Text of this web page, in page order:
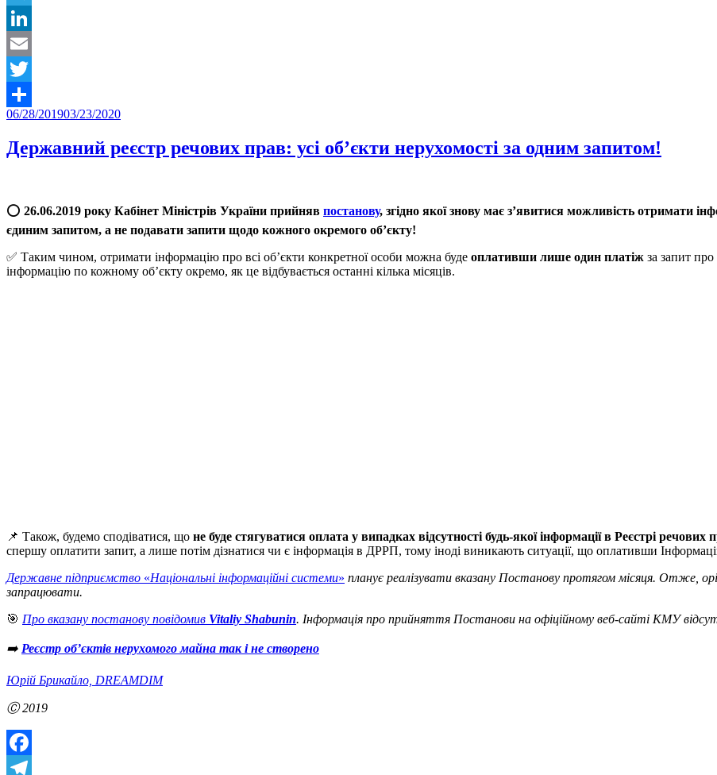
Telegram
LinkedIn
Email
Twitter
Share
Posted
06/28/201903/23/2020
Державний реєстр речових прав: усі об’єкти нерухомості за одним запитом!
⭕️ 26.06.2019 року Кабінет Міністрів України прийняв постанову, згідно якої знову має з’явитися можливість отримати
єдиним запитом, а не подавати запити щодо кожного окремого об’єкту!
✅ Таким чином, отримати інформацію про всі об’єкти конкретної особи можна буде оплативши лише один платіж за запит
інформацію по кожному об’єкту окремо, як це відбувається останні кілька місяців.
📌 Також, будемо сподіватися, що не буде стягуватися оплата у випадках відсутності будь-якої інформації в Реєстрі речових
спершу оплатити запит, а лише потім дізнатися чи є інформація в ДРРП, тому іноді виникають ситуації, що оплативши
Державне підприємство «Національні інформаційні системи» планує реалізувати вказану Постанову протягом місяця. Отже,
запрацювати.
🎯 Про вказану постанову повідомив Vitaliy Shabunin. Інформація про прийняття Постанови на офіційному веб-сайті КМУ
➡️ Реєстр об’єктів нерухомого майна так і не створено
Юрій Брикайло, DREAMDIM
Ⓒ 2019
Facebook